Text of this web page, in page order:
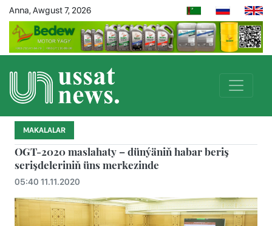
Anna, Awgust 7, 2026
MAKALALAR
OGT-2020 maslahaty – dünýäniň habar beriş
serişdeleriniň üns merkezinde
05:40 11.11.2020